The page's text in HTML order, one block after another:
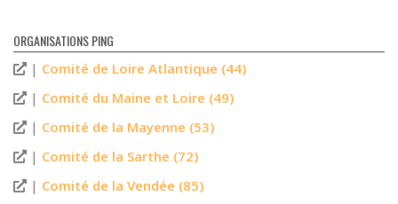
ORGANISATIONS PING
| Comité de Loire Atlantique (44)
| Comité du Maine et Loire (49)
| Comité de la Mayenne (53)
| Comité de la Sarthe (72)
| Comité de la Vendée (85)